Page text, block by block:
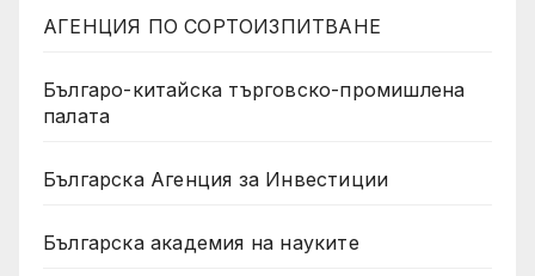
АГЕНЦИЯ ПО СОРТОИЗПИТВАНЕ
Българо-китайска търговско-промишлена
палата
Българска Агенция за Инвестиции
Българска академия на науките